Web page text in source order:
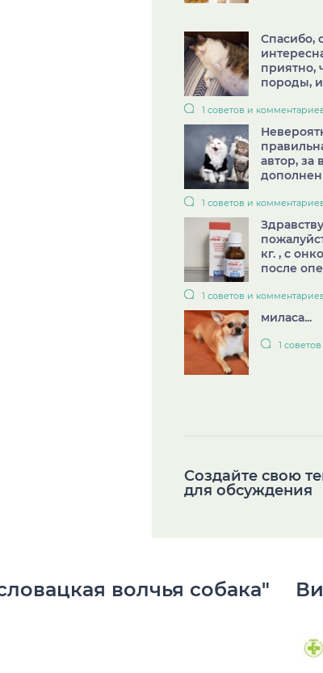
Спасибо,
приятно,
породы, и
1 советов и
автор, за
1 советов и
кг. , с
после
1 советов и
миласа...
1
Cоздайте свою
для обсуждения
волчья собака"